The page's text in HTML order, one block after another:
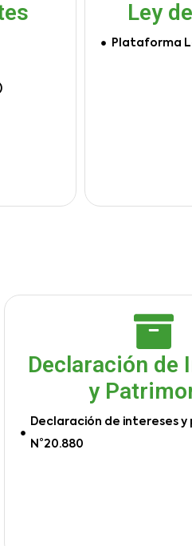
Ley
Plataforma
Declaración de
y
Declaración de intereses
N°20.880